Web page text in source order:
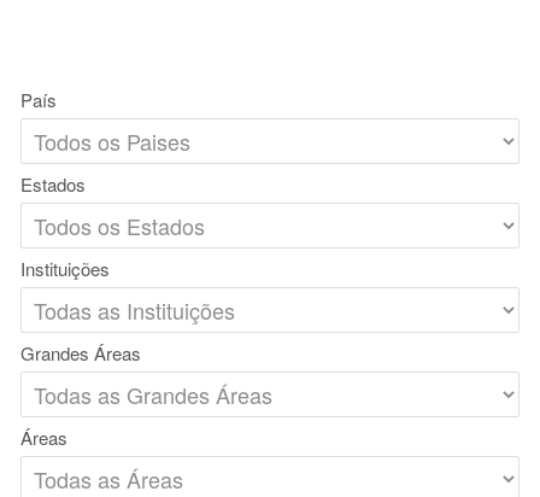
País
Estados
Instituições
Grandes Áreas
Áreas